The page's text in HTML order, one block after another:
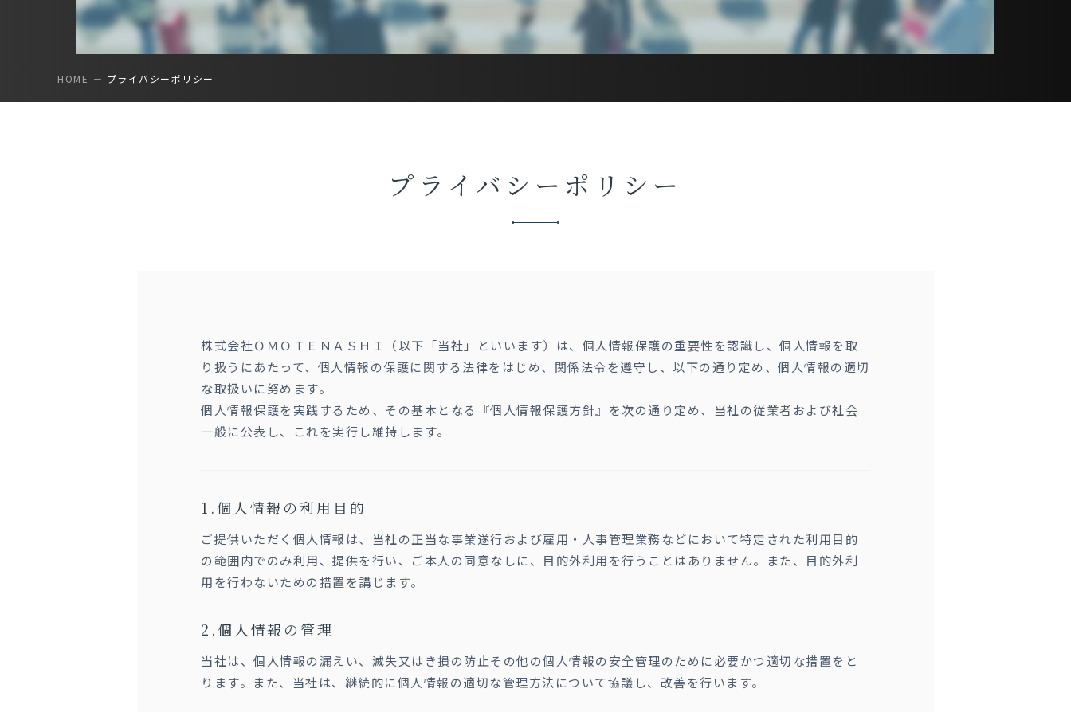
HOME プライバシーポリシー
プライバシーポリシー
株式会社ＯＭＯＴＥＮＡＳＨＩ（以下「当社」といいます）は、個人情報保護の重要性を認識し、個人情報を取
り扱うにあたって、個人情報の保護に関する法律をはじめ、関係法令を遵守し、以下の通り定め、個人情報の適切
な取扱いに努めます。
個人情報保護を実践するため、その基本となる『個人情報保護方針』を次の通り定め、当社の従業者および社会
一般に公表し、これを実行し維持します。
個人情報の利用目的
ご提供いただく個人情報は、当社の正当な事業遂行および雇用・人事管理業務などにおいて特定された利用目的
の範囲内でのみ利用、提供を行い、ご本人の同意なしに、目的外利用を行うことはありません。また、目的外利
用を行わないための措置を講じます。
個人情報の管理
当社は、個人情報の漏えい、滅失又はき損の防止その他の個人情報の安全管理のために必要かつ適切な措置をと
ります。また、当社は、継続的に個人情報の適切な管理方法について協議し、改善を行います。